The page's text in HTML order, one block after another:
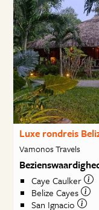
Luxe rondreis
Vamonos Travels
Caye Caulker
Belize Cayes
San Ignacio